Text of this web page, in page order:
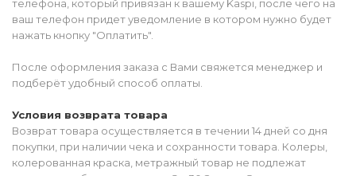
телефона, который привязан к вашему Kaspi, после чего на
ваш телефон придет уведомление в котором нужно будет
нажать кнопку "Оплатить".
После оформления заказа с Вами свяжется менеджер и
подберёт удобный способ оплаты.
Условия возврата товара
Возврат товара осуществляется в течении 14 дней со дня
покупки, при наличии чека и сохранности товара. Колеры,
колерованная краска, метражный товар не подлежат